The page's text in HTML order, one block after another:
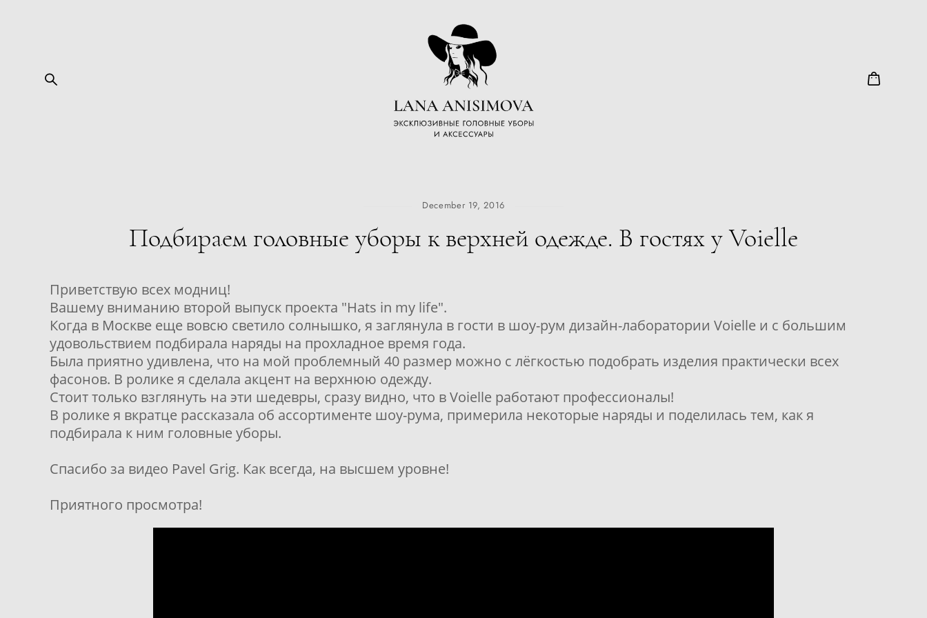
December 19, 2016
Подбираем головные уборы к верхней одежде. В гостях у Voielle
Приветствую всех модниц!
Вашему вниманию второй выпуск проекта "Hats in my life".
Когда в Москве еще вовсю светило солнышко, я заглянула в гости в шоу-рум дизайн-лаборатории Voielle и с большим
удовольствием подбирала наряды на прохладное время года.
Была приятно удивлена, что на мой проблемный 40 размер можно с лёгкостью подобрать изделия практически всех
фасонов. В ролике я сделала акцент на верхнюю одежду.
Стоит только взглянуть на эти шедевры, сразу видно, что в Voielle работают профессионалы!
В ролике я вкратце рассказала об ассортименте шоу-рума, примерила некоторые наряды и поделилась тем, как я
подбирала к ним головные уборы.
Спасибо за видео Pavel Grig. Как всегда, на высшем уровне!
Приятного просмотра!